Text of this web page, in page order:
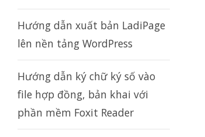
Hướng dẫn xuất bản LadiPage
lên nền tảng WordPress
Hướng dẫn ký chữ ký số vào
file hợp đồng, bản khai với
phần mềm Foxit Reader